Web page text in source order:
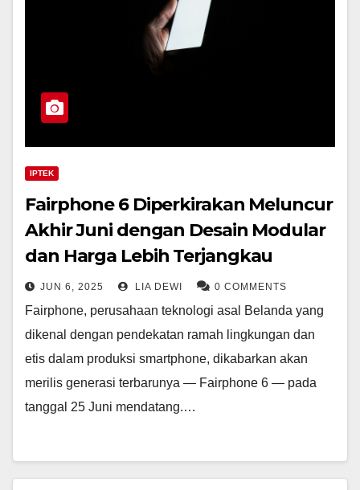
IPTEK
Fairphone 6 Diperkirakan Meluncur
Akhir Juni dengan Desain Modular
dan Harga Lebih Terjangkau
JUN 6, 2025 LIA DEWI 0 COMMENTS
Fairphone, perusahaan teknologi asal Belanda yang
dikenal dengan pendekatan ramah lingkungan dan
etis dalam produksi smartphone, dikabarkan akan
merilis generasi terbarunya — Fairphone 6 — pada
tanggal 25 Juni mendatang.…